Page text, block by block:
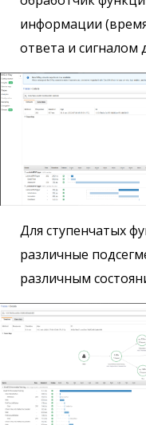
информации
ответа и сигналом
Для ступенчатых
различные
различным